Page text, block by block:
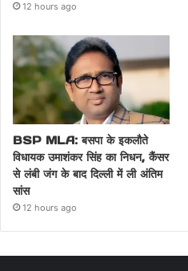
12 hours ago
BSP MLA: बसपा के इकलौते
विधायक उमाशंकर सिंह का निधन, कैंसर
से लंबी जंग के बाद दिल्ली में ली अंतिम
सांस
12 hours ago